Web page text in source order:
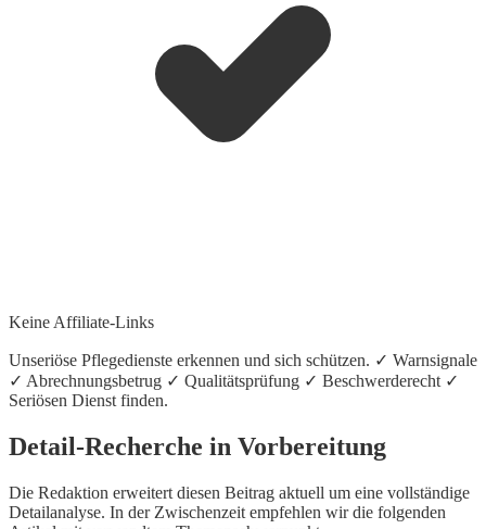
Keine Affiliate-Links
Unseriöse Pflegedienste erkennen und sich schützen. ✓ Warnsignale
✓ Abrechnungsbetrug ✓ Qualitätsprüfung ✓ Beschwerderecht ✓
Seriösen Dienst finden.
Detail-Recherche in Vorbereitung
Die Redaktion erweitert diesen Beitrag aktuell um eine vollständige
Detailanalyse. In der Zwischenzeit empfehlen wir die folgenden